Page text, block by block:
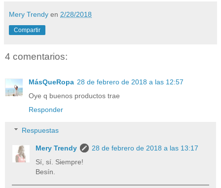
Mery Trendy en 2/28/2018
Compartir
4 comentarios:
MásQueRopa 28 de febrero de 2018 a las 12:57
Oye q buenos productos trae
Responder
Respuestas
Mery Trendy
28 de febrero de 2018 a las 13:17
Sí, sí. Siempre!
Besín.